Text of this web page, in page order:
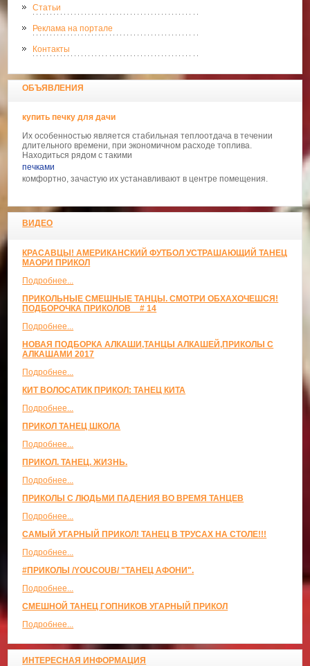
Статьи
Реклама на портале
Контакты
ОБЪЯВЛЕНИЯ
купить печку для дачи
Их особенностью является стабильная теплоотдача в течении
длительного времени, при экономичном расходе топлива.
Находиться рядом с такими
печками
комфортно, зачастую их устанавливают в центре помещения.
ВИДЕО
КРАСАВЦЫ! АМЕРИКАНСКИЙ ФУТБОЛ УСТРАШАЮЩИЙ ТАНЕЦ
МАОРИ ПРИКОЛ
Подробнее...
ПРИКОЛЬНЫЕ СМЕШНЫЕ ТАНЦЫ. СМОТРИ ОБХАХОЧЕШСЯ!
ПОДБОРОЧКА ПРИКОЛОВ _ # 14
Подробнее...
НОВАЯ ПОДБОРКА АЛКАШИ,ТАНЦЫ АЛКАШЕЙ,ПРИКОЛЫ С
АЛКАШАМИ 2017
Подробнее...
КИТ ВОЛОСАТИК ПРИКОЛ: ТАНЕЦ КИТА
Подробнее...
ПРИКОЛ ТАНЕЦ ШКОЛА
Подробнее...
ПРИКОЛ. ТАНЕЦ. ЖИЗНЬ.
Подробнее...
ПРИКОЛЫ С ЛЮДЬМИ ПАДЕНИЯ ВО ВРЕМЯ ТАНЦЕВ
Подробнее...
САМЫЙ УГАРНЫЙ ПРИКОЛ! ТАНЕЦ В ТРУСАХ НА СТОЛЕ!!!
Подробнее...
#ПРИКОЛЫ /YOUCOUB/ "ТАНЕЦ АФОНИ".
Подробнее...
СМЕШНОЙ ТАНЕЦ ГОПНИКОВ УГАРНЫЙ ПРИКОЛ
Подробнее...
ИНТЕРЕСНАЯ ИНФОРМАЦИЯ